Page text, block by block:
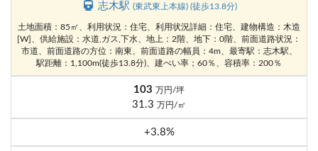
志木駅 (東武東上本線) (徒歩13.8分)
土地面積：85㎡、利用状況：住宅、利用状況詳細：住宅、建物構造：木造
[W]、供給施設：水道,ガス,下水、地上：2階、地下：0階、前面道路状況：
市道、前面道路の方位：南東、前面道路の幅員：4m、最寄駅：志木駅、
駅距離：1,100m(徒歩13.8分)、建ぺい率；60％、容積率：200％
103 万円/坪
31.3 万円/㎡
+3.8%